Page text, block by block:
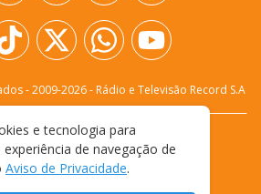
- 2009-2026- Rádio e Televisão Record S.A
FALE CONOSCO
PRIVACIDADE
E CONDIÇÕES DE USO
e tecnologia para
de navegação de
Aviso de Privacidade.